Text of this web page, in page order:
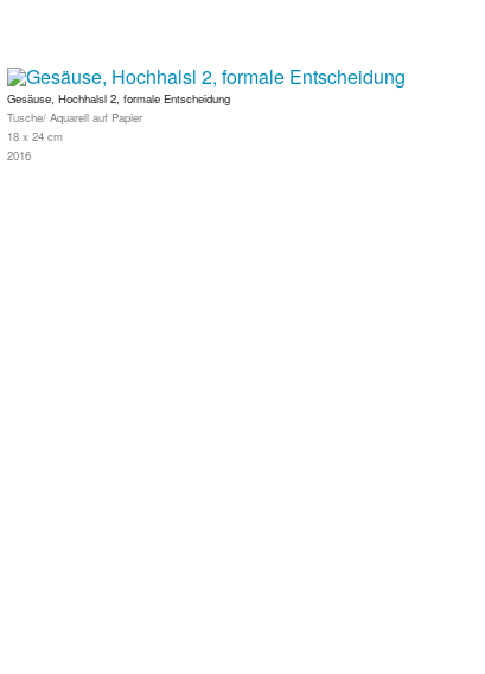
Gesäuse, Hochhalsl 2, formale Entscheidung
Tusche/ Aquarell auf Papier
18 x 24 cm
2016